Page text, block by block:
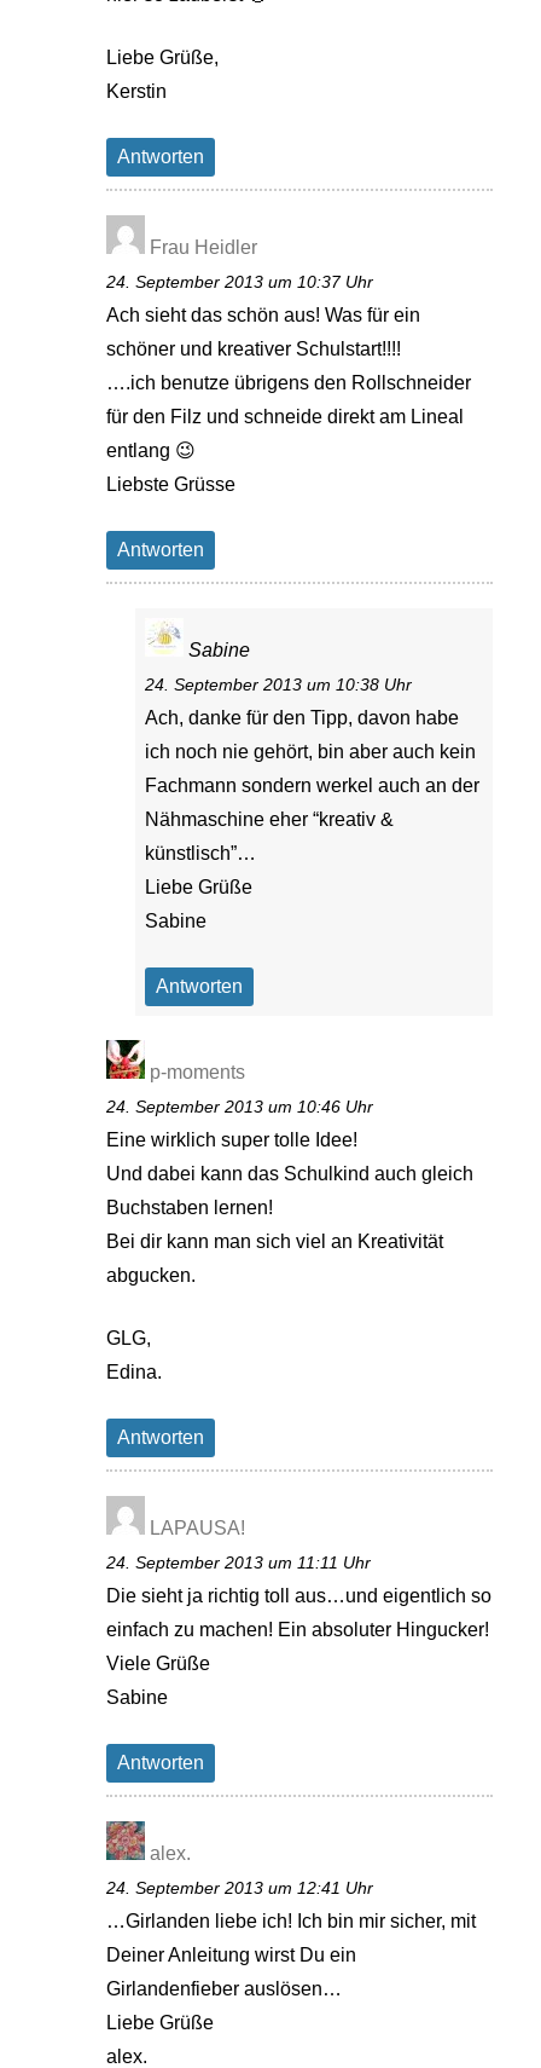
Liebe Grüße,
Kerstin
Antworten
Frau Heidler
24. September 2013 um 10:37 Uhr
Ach sieht das schön aus! Was für ein
schöner und kreativer Schulstart!!!!
….ich benutze übrigens den Rollschneider
für den Filz und schneide direkt am Lineal
entlang 😉
Liebste Grüsse
Antworten
Sabine
24. September 2013 um 10:38 Uhr
Ach, danke für den Tipp, davon habe
ich noch nie gehört, bin aber auch kein
Fachmann sondern werkel auch an der
Nähmaschine eher “kreativ &
künstlisch”…
Liebe Grüße
Sabine
Antworten
p-moments
24. September 2013 um 10:46 Uhr
Eine wirklich super tolle Idee!
Und dabei kann das Schulkind auch gleich
Buchstaben lernen!
Bei dir kann man sich viel an Kreativität
abgucken.
GLG,
Edina.
Antworten
LAPAUSA!
24. September 2013 um 11:11 Uhr
Die sieht ja richtig toll aus…und eigentlich so
einfach zu machen! Ein absoluter Hingucker!
Viele Grüße
Sabine
Antworten
alex.
24. September 2013 um 12:41 Uhr
…Girlanden liebe ich! Ich bin mir sicher, mit
Deiner Anleitung wirst Du ein
Girlandenfieber auslösen…
Liebe Grüße
alex.